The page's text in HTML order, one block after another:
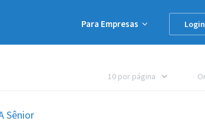
Para Empresas Login
Sênior